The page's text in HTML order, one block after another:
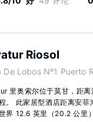
Riosol
De Lobos Nº1 Puerto
里奥索尔位于莫甘，距
。 此家居型酒店距离安
界 12.6 英里（20.2 公里